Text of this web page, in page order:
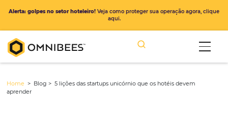
Alerta: golpes no setor hoteleiro!Veja como proteger sua operação